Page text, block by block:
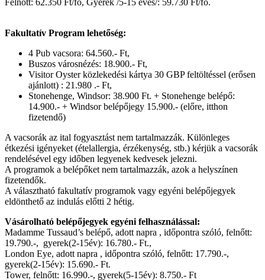
Felnőtt: 62.350 Ft/fő, Gyerek /5-15 éves/: 59.730 Ft/fő.
Fakultatív Program lehetőség:
4 Pub vacsora: 64.560.- Ft,
Buszos városnézés: 18.900.- Ft,
Visitor Oyster közlekedési kártya 30 GBP feltöltéssel (erősen
ajánlott) : 21.980 .- Ft,
Stonehenge, Windsor: 38.900 Ft. + Stonehenge belépő:
14.900.- + Windsor belépőjegy 15.900.- (előre, itthon
fizetendő)
A vacsorák az ital fogyasztást nem tartalmazzák. Különleges
étkezési igényeket (ételallergia, érzékenység, stb.) kérjük a vacsorák
rendelésével egy időben legyenek kedvesek jelezni.
A programok a belépőket nem tartalmazzák, azok a helyszínen
fizetendők.
A választható fakultatív programok vagy egyéni belépőjegyek
eldönthető az indulás előtti 2 hétig.
Vásárolható belépőjegyek egyéni felhasználással:
Madamme Tussaud’s belépő, adott napra , időpontra szóló, felnőtt:
19.790.-, gyerek(2-15év): 16.780.- Ft.,
London Eye, adott napra , időpontra szóló, felnőtt: 17.790.-,
gyerek(2-15év): 15.690.- Ft.
Tower, felnőtt: 16.990.-, gyerek(5-15év): 8.750.- Ft